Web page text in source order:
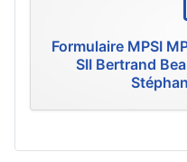
Formulaire MPSI
SII Bertrand